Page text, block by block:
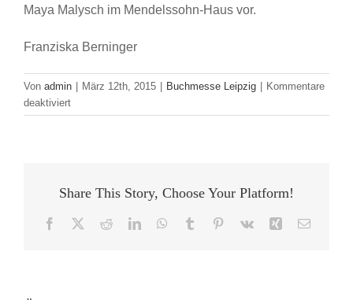
Maya Malysch im Mendelssohn-Haus vor.
Franziska Berninger
Von admin März 12th, 2015 Buchmesse Leipzig
Kommentare
deaktiviertfür
Gezeichnetes
Share This Story, Choose Your Platform!
Facebook RedditLinkedInWhatsApp
Tumblr Pinterest
Vk Xing E-